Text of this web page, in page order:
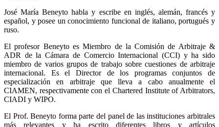
José María Beneyto habla y escribe en inglés, alemán, francés y
español, y posee un conocimiento funcional de italiano, portugués y
ruso.
El profesor Beneyto es Miembro de la Comisión de Arbitraje &
ADR de la Cámara de Comercio Internacional (CCI) y ha sido
miembro de varios grupos de trabajo sobre cuestiones de arbitraje
internacional. Es el Director de los programas conjuntos de
especialización en arbitraje que lleva a cabo anualmente el
CIAMEN, respectivamente con el Chartered Institute of Arbitrators,
CIADI y WIPO.
El Prof. Beneyto forma parte del panel de las instituciones arbitrales
más relevantes y ha escrito diferentes libros y artículos